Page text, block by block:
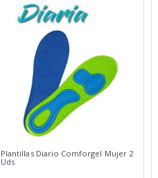
Plantillas Diario Comforgel Mujer 2
Uds